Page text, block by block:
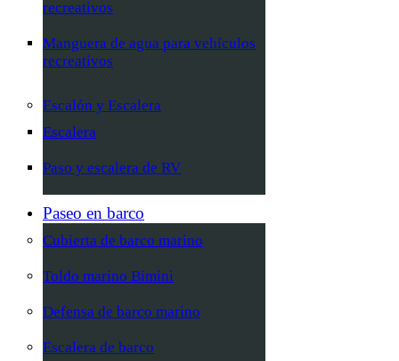
recreativos
Manguera de agua para vehículos
recreativos
Escalón y Escalera
Escalera
Paso y escalera de RV
Paseo en barco
Cubierta de barco marino
Toldo marino Bimini
Defensa de barco marino
Escalera de barco